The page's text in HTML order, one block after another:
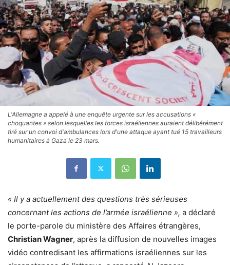
L'Allemagne a appelé à une enquête urgente sur les accusations «
choquantes » selon lesquelles les forces israéliennes auraient délibérément
tiré sur un convoi d'ambulances lors d'une attaque ayant tué 15 travailleurs
humanitaires à Gaza le 23 mars.
« Il y a actuellement des questions très sérieuses
concernant les actions de l’armée israélienne », a déclaré
le porte-parole du ministère des Affaires étrangères,
Christian Wagner, après la diffusion de nouvelles images
vidéo contredisant les affirmations israéliennes sur les